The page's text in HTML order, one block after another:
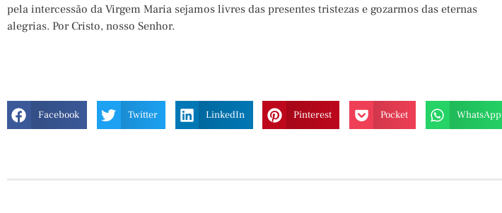
pela intercessão da Virgem Maria sejamos livres das presentes tristezas e gozarmos das eternas
alegrias. Por Cristo, nosso Senhor.
Facebook Twitter LinkedIn Pinterest Pocket WhatsApp